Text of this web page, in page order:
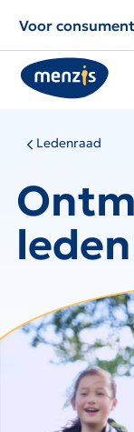
voor
snelle
navigatie
Voor
Ledenraad